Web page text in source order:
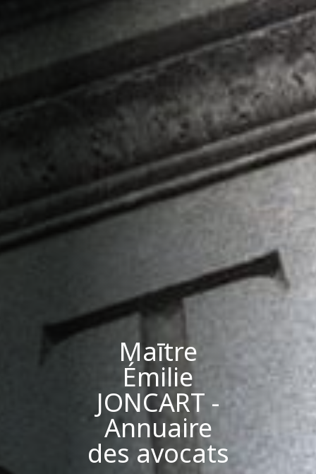
Maītre
Émilie
JONCART -
Annuaire
des avocats